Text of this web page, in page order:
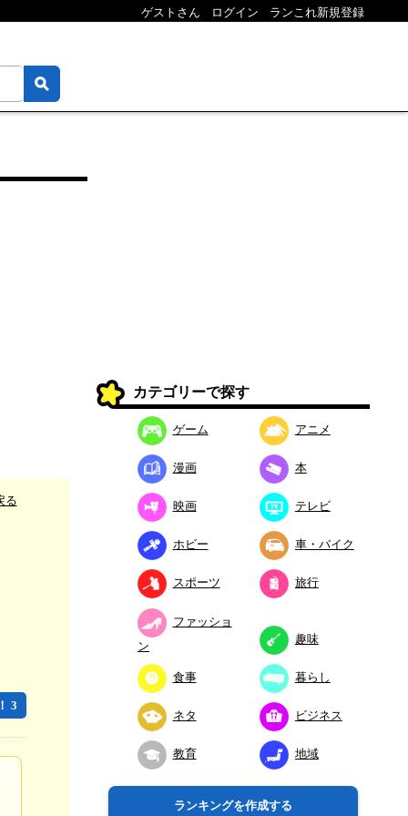
ゲストさん ログイン ランこれ新規登録
る
3
カテゴリーで探す
ゲーム アニメ
漫画 本
映画 テレビ
ホビー 車・バイク
スポーツ 旅行
ファッショ
ン
趣味
食事 暮らし
ネタ ビジネス
教育 地域
ランキングを作成する